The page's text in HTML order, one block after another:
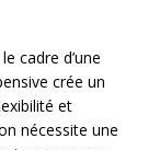
cadre d’une
crée un
et
nécessite une